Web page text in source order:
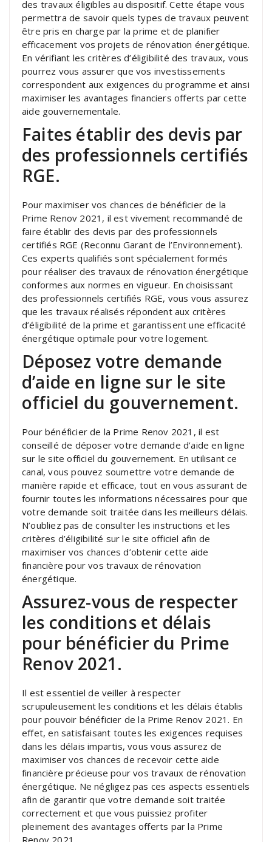
des travaux éligibles au dispositif. Cette étape vous
permettra de savoir quels types de travaux peuvent
être pris en charge par la prime et de planifier
efficacement vos projets de rénovation énergétique.
En vérifiant les critères d’éligibilité des travaux, vous
pourrez vous assurer que vos investissements
correspondent aux exigences du programme et ainsi
maximiser les avantages financiers offerts par cette
aide gouvernementale.
Faites établir des devis par
des professionnels certifiés
RGE.
Pour maximiser vos chances de bénéficier de la
Prime Renov 2021, il est vivement recommandé de
faire établir des devis par des professionnels
certifiés RGE (Reconnu Garant de l’Environnement).
Ces experts qualifiés sont spécialement formés
pour réaliser des travaux de rénovation énergétique
conformes aux normes en vigueur. En choisissant
des professionnels certifiés RGE, vous vous assurez
que les travaux réalisés répondent aux critères
d’éligibilité de la prime et garantissent une efficacité
énergétique optimale pour votre logement.
Déposez votre demande
d’aide en ligne sur le site
officiel du gouvernement.
Pour bénéficier de la Prime Renov 2021, il est
conseillé de déposer votre demande d’aide en ligne
sur le site officiel du gouvernement. En utilisant ce
canal, vous pouvez soumettre votre demande de
manière rapide et efficace, tout en vous assurant de
fournir toutes les informations nécessaires pour que
votre demande soit traitée dans les meilleurs délais.
N’oubliez pas de consulter les instructions et les
critères d’éligibilité sur le site officiel afin de
maximiser vos chances d’obtenir cette aide
financière pour vos travaux de rénovation
énergétique.
Assurez-vous de respecter
les conditions et délais
pour bénéficier du Prime
Renov 2021.
Il est essentiel de veiller à respecter
scrupuleusement les conditions et les délais établis
pour pouvoir bénéficier de la Prime Renov 2021. En
effet, en satisfaisant toutes les exigences requises
dans les délais impartis, vous vous assurez de
maximiser vos chances de recevoir cette aide
financière précieuse pour vos travaux de rénovation
énergétique. Ne négligez pas ces aspects essentiels
afin de garantir que votre demande soit traitée
correctement et que vous puissiez profiter
pleinement des avantages offerts par la Prime